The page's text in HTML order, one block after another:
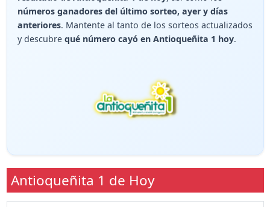
números ganadores del último sorteo, ayer y días
anteriores. Mantente al tanto de los sorteos actualizados
y descubre qué número cayó en Antioqueñita 1 hoy.
Antioqueñita 1 de Hoy